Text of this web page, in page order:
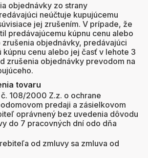
objednávky zo strany
neúčtuje kupujúcemu
jej zrušením. V prípade, že
predávajúcemu kúpnu cenu alebo
zrušenia objednávky, predávajúci
kúpnu cenu alebo jej časť v lehote 3
zrušenia objednávky prevodom na
tovaru
108/2000 Z.z. o ochrane
predaji a zásielkovom
oprávnený bez uvedenia dôvodu
do 7 pracovných dní odo dňa
od zmluvy sa zmluva od